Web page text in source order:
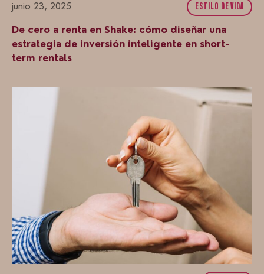
junio 23, 2025 ESTILO DE VIDA
De cero a renta en Shake: cómo diseñar una
estrategia de inversión inteligente en short-
term rentals